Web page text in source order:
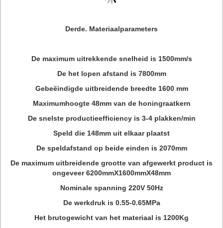
Derde. Materiaalparameters
De maximum uitrekkende snelheid is 1500mm/s
De het lopen afstand is 7800mm
Gebeëindigde uitbreidende breedte 1600 mm
Maximumhoogte 48mm van de honingraatkern
De snelste productieefficiency is 3-4 plakken/min
Speld die 148mm uit elkaar plaatst
De speldafstand op beide einden is 2070mm
De maximum uitbreidende grootte van afgewerkt product is
ongeveer 6200mmX1600mmX48mm
Nominale spanning 220V 50Hz
De werkdruk is 0.55-0.65MPa
Het brutogewicht van het materiaal is 1200Kg